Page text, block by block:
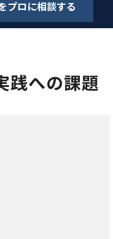
プロに相談する
践への課題